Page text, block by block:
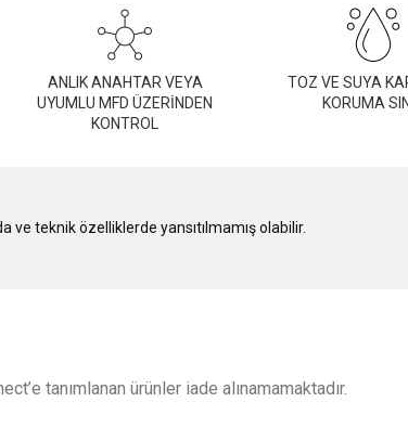
ANLIK ANAHTAR VEYA
UYUMLU MFD ÜZERİNDEN
KONTROL
TOZ VE SUYA
KORUMA
teknik özelliklerde yansıtılmamış olabilir.
tanımlanan ürünler iade alınamamaktadır.